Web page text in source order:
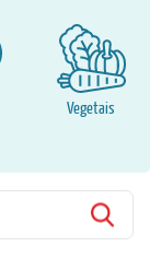
Vegetais